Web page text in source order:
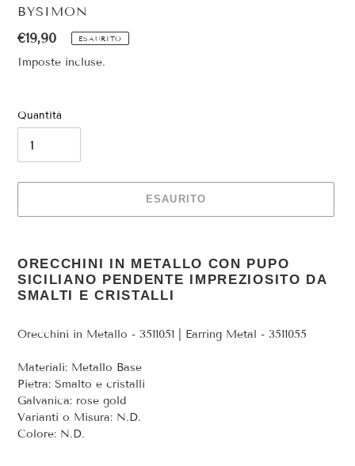
VENDITORE
BYSIMON
Prezzo
di
€19,90 ESAURITO
Imposte incluse.
Quantità
ESAURITO
del
prodotto
nel
ORECCHINI IN METALLO CON PUPO
SICILIANO PENDENTE IMPREZIOSITO DA
SMALTI E CRISTALLI
Orecchini in Metallo - 3511051 | Earring Metal - 3511055
Materiali: Metallo Base
Pietra: Smalto e cristalli
Galvanica: rose gold
Varianti o Misura: N.D.
Colore: N.D.